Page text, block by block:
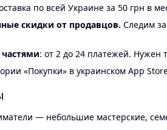
по всей Украине за 50 грн в
скидки от продавцов. Следим
: от 2 до 24 платежей. Нужен
«Покупки» в украинском App
— небольшие мастерские,